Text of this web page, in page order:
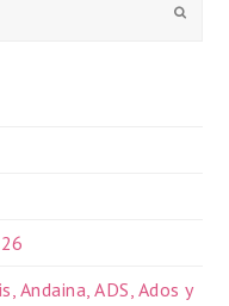
Enviar
Andaina, ADS, Ados y